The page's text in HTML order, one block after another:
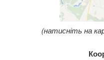
(натисніть на